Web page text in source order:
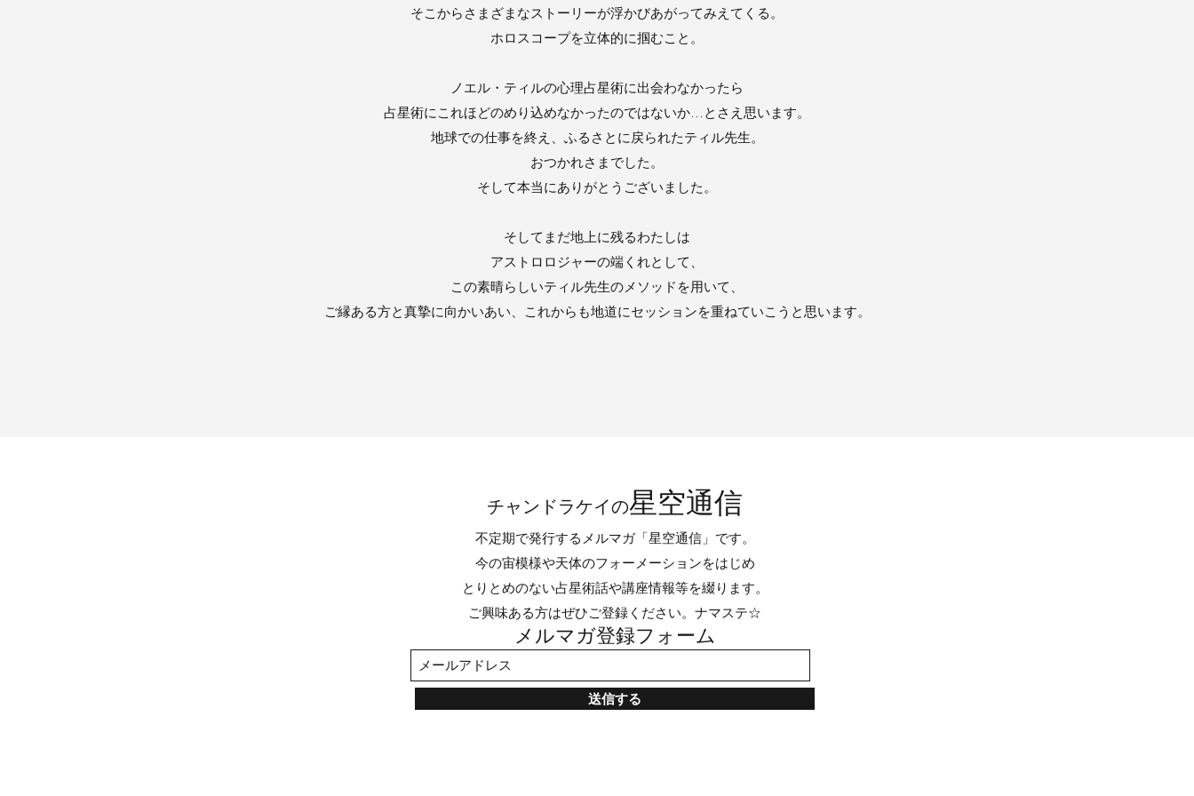
そこからさまざまなストーリーが浮かびあがってみえてくる。
ホロスコープを立体的に掴むこと。
ノエル・ティルの心理占星術に出会わなかったら
占星術にこれほどのめり込めなかったのではないか…とさえ思います。
地球での仕事を終え、ふるさとに戻られたティル先生。
おつかれさまでした。
そして本当にありがとうございました。
そしてまだ地上に残るわたしは
アストロロジャーの端くれとして、
この素晴らしいティル先生のメソッドを用いて、
ご縁ある方と真摯に向かいあい、これからも地道にセッションを重ねていこうと思います。
チャンドラケイの星空通信
不定期で発行するメルマガ「星空通信」です。
今の宙模様や天体のフォーメーションをはじめ
とりとめのない占星術話や講座情報等を綴ります。
ご興味ある方はぜひご登録ください。ナマステ☆
メルマガ登録フォーム
送信する